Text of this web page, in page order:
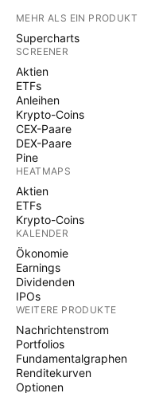
MEHR ALS EIN PRODUKT
Supercharts
SCREENER
Aktien
ETFs
Anleihen
Krypto-Coins
CEX-Paare
DEX-Paare
Pine
HEATMAPS
Aktien
ETFs
Krypto-Coins
KALENDER
Ökonomie
Earnings
Dividenden
IPOs
WEITERE PRODUKTE
Nachrichtenstrom
Portfolios
Fundamentalgraphen
Renditekurven
Optionen